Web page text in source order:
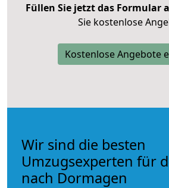
Füllen Sie jetzt das Formular
Sie kostenlose
Kostenlose Angebote
Wir sind die besten
Umzugsexperten für
nach Dormagen